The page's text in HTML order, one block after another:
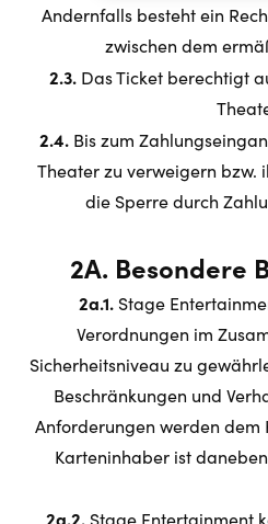
Andernfalls besteht ein
zwischen dem
2.3.Das Ticket berechtigt
2.4. Bis zum
Theater zu verweigern bzw.
die Sperre durch
2A. Besondere
2a.1.Stage
Verordnungen im
Sicherheitsniveau zu
Beschränkungen und
Anforderungen werden dem
Karteninhaber ist
2a.2. Stage Entertainment